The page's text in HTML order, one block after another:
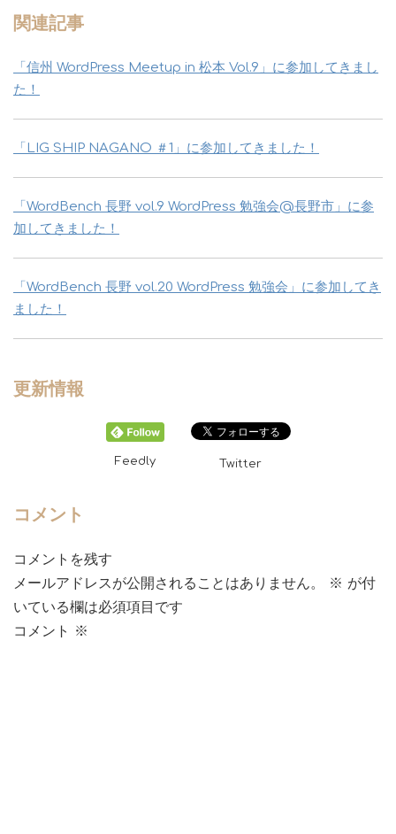
関連記事
「信州 WordPress Meetup in 松本 Vol.9」に参加してきまし
た！
「LIG SHIP NAGANO ＃1」に参加してきました！
「WordBench 長野 vol.9 WordPress 勉強会@長野市」に参
加してきました！
「WordBench 長野 vol.20 WordPress 勉強会」に参加してき
ました！
更新情報
Feedly Twitter
コメント
コメントを残す
メールアドレスが公開されることはありません。
※ が付
いている欄は必須項目です
コメント
※